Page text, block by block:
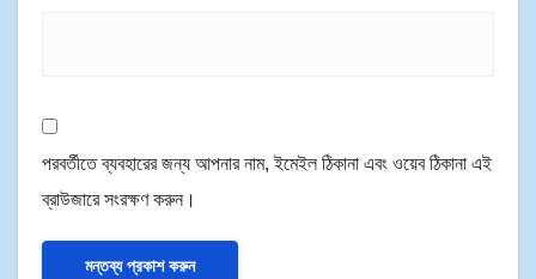
পরবর্তীতে ব্যবহারের জন্য আপনার নাম, ইমেইল ঠিকানা এবং ওয়েব ঠিকানা এই
ব্রাউজারে সংরক্ষণ করুন।